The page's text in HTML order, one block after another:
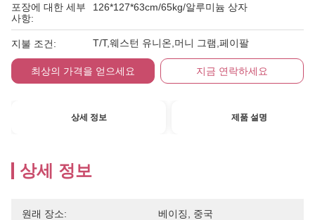
포장에 대한 세부
사항:
126*127*63cm/65kg/알루미늄 상자
지불 조건: T/T,웨스턴 유니온,머니 그램,페이팔
최상의 가격을 얻으세요 지금 연락하세요
상세 정보 제품 설명
상세 정보
원래 장소: 베이징, 중국